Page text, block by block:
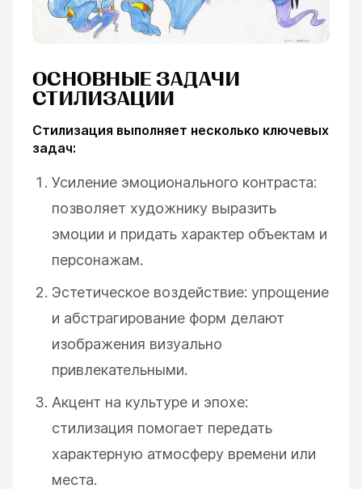
ОСНОВНЫЕ ЗАДАЧИ
СТИЛИЗАЦИИ
Стилизация выполняет несколько ключевых
задач:
Усиление эмоционального контраста:
позволяет художнику выразить
эмоции и придать характер объектам и
персонажам.
Эстетическое воздействие: упрощение
и абстрагирование форм делают
изображения визуально
привлекательными.
Акцент на культуре и эпохе:
стилизация помогает передать
характерную атмосферу времени или
места.